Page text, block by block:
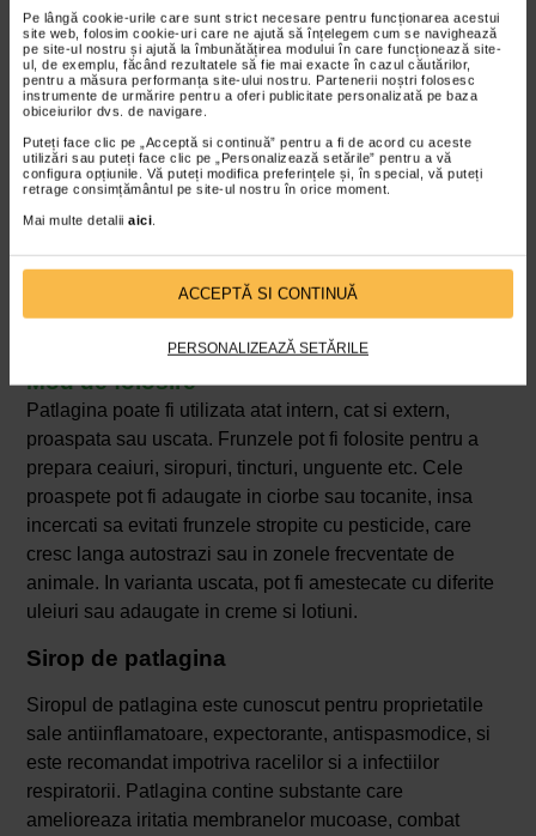
Pe lângă cookie-urile care sunt strict necesare pentru funcționarea acestui
site web, folosim cookie-uri care ne ajută să înțelegem cum se navighează
pe site-ul nostru și ajută la îmbunătățirea modului în care funcționează site-
ul, de exemplu, făcând rezultatele să fie mai exacte în cazul căutărilor,
pentru a măsura performanța site-ului nostru. Partenerii noștri folosesc
instrumente de urmărire pentru a oferi publicitate personalizată pe baza
obiceiurilor dvs. de navigare.
Puteți face clic pe „Acceptă si continuă” pentru a fi de acord cu aceste
utilizări sau puteți face clic pe „Personalizează setările” pentru a vă
configura opțiunile. Vă puteți modifica preferințele și, în special, vă puteți
retrage consimțământul pe site-ul nostru în orice moment.
Mai multe detalii aici.
ACCEPTĂ SI CONTINUĂ
PERSONALIZEAZĂ SETĂRILE
Patlagina contine o substanta numita alantoina, care
prezinta beneficii in ceea ce priveste calmarea pielii si
regenerarea celulara. Frunzele plantei pot fi culese,
spalate, zdrobite si aplicate direct pe ranile superficiale.
Efect de calmare a pielii
Frunza de patlagina este unica, datorita capacitatii sale
de a contribui la eliminarea toxinelor de la nivelul pielii,
respectiv de la nivelul organismului. Pe vremuri, frunza
de patlagina era utilizata pentru a drena veninul in urma
extrem de eficienta si in cazul intepaturilor de insecte.
Mod de folosire
Patlagina poate fi utilizata atat intern, cat si extern,
proaspata sau uscata. Frunzele pot fi folosite pentru a
prepara ceaiuri, siropuri, tincturi, unguente etc. Cele
proaspete pot fi adaugate in ciorbe sau tocanite, insa
incercati sa evitati frunzele stropite cu pesticide, care
cresc langa autostrazi sau in zonele frecventate de
animale. In varianta uscata, pot fi amestecate cu diferite
uleiuri sau adaugate in creme si lotiuni.
Sirop de patlagina
Siropul de patlagina este cunoscut pentru proprietatile
sale antiinflamatoare, expectorante, antispasmodice, si
este recomandat impotriva racelilor si a infectiilor
respiratorii. Patlagina contine substante care
amelioreaza iritatia membranelor mucoase, combat